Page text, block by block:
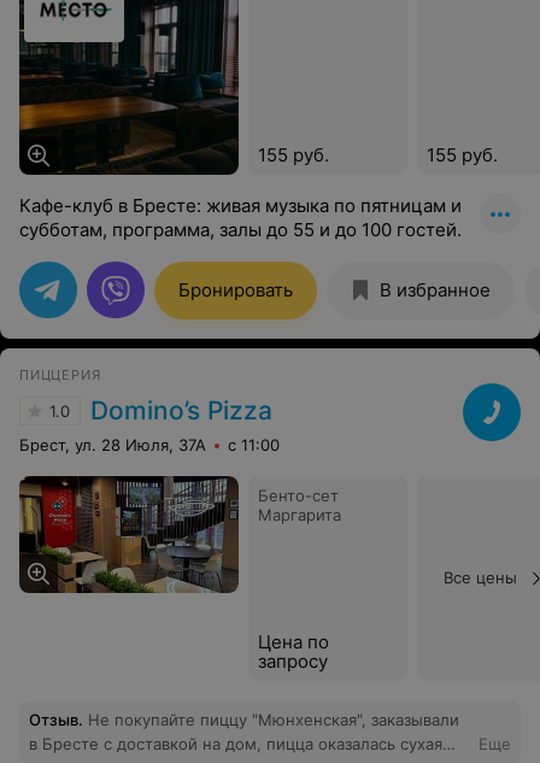
155 руб. 155 руб.
Кафе-клуб в Бресте: живая музыка по пятницам и
субботам, программа, залы до 55 и до 100 гостей.
Бронировать В избранное
ПИЦЦЕРИЯ
1.0 Domino’s Pizza
Брест, ул. 28 Июля, 37А с 11:00
Бенто-сет
Маргарита
Цена по
запросу
Все цены
Отзыв. Не покупайте пиццу "Мюнхенская", заказывали
в Бресте с доставкой на дом, пицца оказалась сухая
Еще